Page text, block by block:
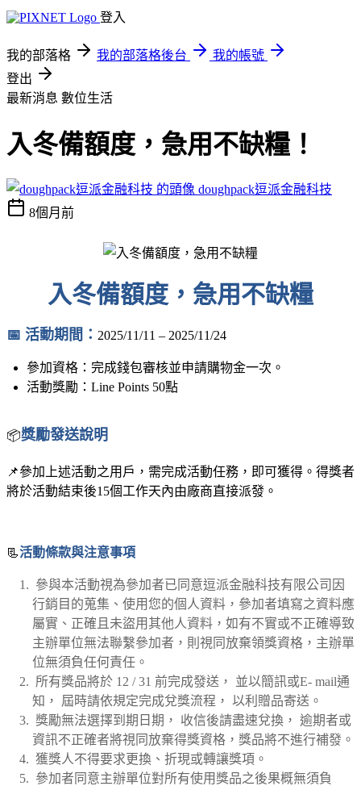
登入
我的部落格 我的部落格後台
我的帳號
登出
最新消息 數位生活
入冬備額度，急用不缺糧！
doughpack逗派金融科技
8個月前
入冬備額度，急用不缺糧
📅 活動期間： 2025/11/11 – 2025/11/24
參加資格： 完成錢包審核並申請購物金一次。
活動獎勵： Line Points 50點
📦獎勵發送說明
📌參加上述活動之用戶，需完成活動任務，即可獲得。得獎者
將於活動結束後15個工作天內由廠商直接派發。
📃活動條款與注意事項
參與本活動視為參加者已同意逗派金融科技有限公司因
行銷目的蒐集、使用您的個人資料，參加者填寫之資料應
屬實、正確且未盜用其他人資料，如有不實或不正確導致
主辦單位無法聯繫參加者，則視同放棄領獎資格，主辦單
位無須負任何責任。
所有獎品將於 12 / 31 前完成發送， 並以簡訊或E- mail通
知， 屆時請依規定完成兌獎流程， 以利贈品寄送。
獎勵無法選擇到期日期， 收信後請盡速兌換， 逾期者或
資訊不正確者將視同放棄得獎資格，獎品將不進行補發。
獲獎人不得要求更換、折現或轉讓獎項。
參加者同意主辦單位對所有使用獎品之後果概無須負